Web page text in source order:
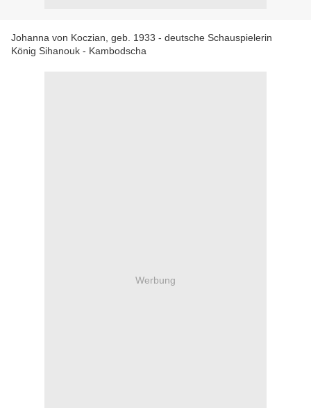
Johanna von Koczian, geb. 1933 - deutsche Schauspielerin
König Sihanouk - Kambodscha
Werbung